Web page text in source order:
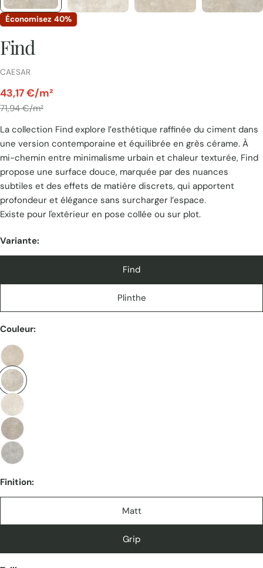
Économisez 40%
Find
FOURNISSEUR:
CAESAR
Prix
unitaire
par
43,17 €/m²
71,94 €/m²
La collection Find explore l’esthétique raffinée du ciment dans
une version contemporaine et équilibrée en grès cérame. À
mi-chemin entre minimalisme urbain et chaleur texturée, Find
propose une surface douce, marquée par des nuances
subtiles et des effets de matière discrets, qui apportent
profondeur et élégance sans surcharger l’espace.
Existe pour l'extérieur en pose collée ou sur plot.
Variante:
Find
Plinthe
Couleur:
Finition:
Matt
Grip
Poser une question